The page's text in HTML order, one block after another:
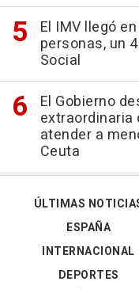
El IMV llegó
personas, un
Social
El Gobierno
extraordinaria
atender a
Ceuta
ÚLTIMAS
ESPAÑA
INTERNACIONAL
DEPORTES